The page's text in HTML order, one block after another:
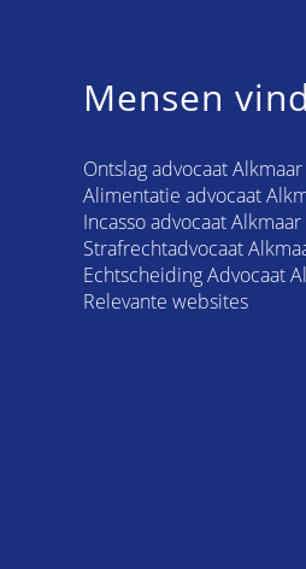
Mensen
Ontslag advocaat Alkmaar
Alimentatie advocaat
Incasso advocaat Alkmaar
Strafrechtadvocaat
Echtscheiding Advocaat
Relevante websites